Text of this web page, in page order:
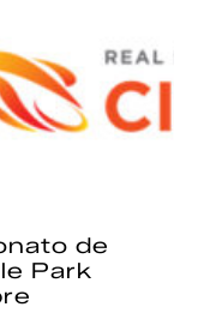
de
Park